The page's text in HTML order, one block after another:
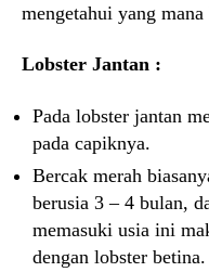
mengetahui yang
Lobster Jantan :
Pada lobster jantan
pada capiknya.
Bercak merah
berusia 3 – 4 bulan,
memasuki usia ini
dengan lobster betina.